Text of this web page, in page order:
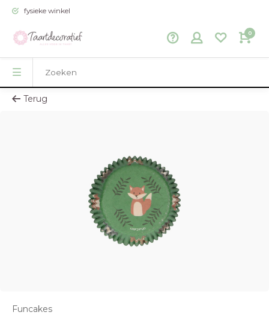
fysieke winkel
0
Terug
Funcakes